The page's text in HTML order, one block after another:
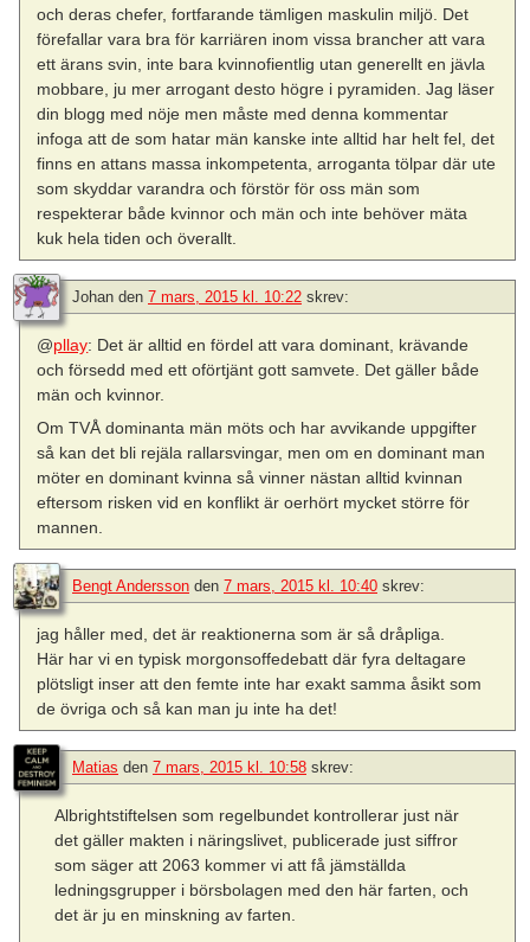
och deras chefer, fortfarande tämligen maskulin miljö. Det
förefallar vara bra för karriären inom vissa brancher att vara
ett ärans svin, inte bara kvinnofientlig utan generellt en jävla
mobbare, ju mer arrogant desto högre i pyramiden. Jag läser
din blogg med nöje men måste med denna kommentar
infoga att de som hatar män kanske inte alltid har helt fel, det
finns en attans massa inkompetenta, arroganta tölpar där ute
som skyddar varandra och förstör för oss män som
respekterar både kvinnor och män och inte behöver mäta
kuk hela tiden och överallt.
Johan den 7 mars, 2015 kl. 10:22 skrev:
@pllay: Det är alltid en fördel att vara dominant, krävande
och försedd med ett oförtjänt gott samvete. Det gäller både
män och kvinnor.
Om TVÅ dominanta män möts och har avvikande uppgifter
så kan det bli rejäla rallarsvingar, men om en dominant man
möter en dominant kvinna så vinner nästan alltid kvinnan
eftersom risken vid en konflikt är oerhört mycket större för
mannen.
Bengt Andersson den 7 mars, 2015 kl. 10:40 skrev:
jag håller med, det är reaktionerna som är så dråpliga.
Här har vi en typisk morgonsoffedebatt där fyra deltagare
plötsligt inser att den femte inte har exakt samma åsikt som
de övriga och så kan man ju inte ha det!
Matias den 7 mars, 2015 kl. 10:58 skrev:
Albrightstiftelsen som regelbundet kontrollerar just när
det gäller makten i näringslivet, publicerade just siffror
som säger att 2063 kommer vi att få jämställda
ledningsgrupper i börsbolagen med den här farten, och
det är ju en minskning av farten.